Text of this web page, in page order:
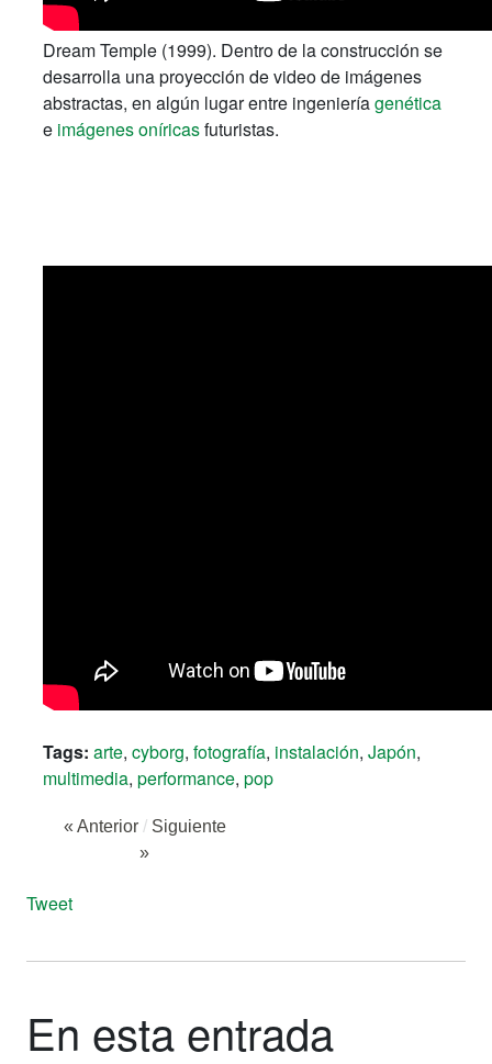
Dream Temple (1999). Dentro de la construcción se
desarrolla una proyección de video de imágenes
abstractas, en algún lugar entre ingenieríagenética
e imágenes oníricasfuturistas.
Tags: arte, cyborg, fotografía, instalación, Japón,
multimedia, performance, pop
« Anterior / Siguiente
»
Tweet
En esta entrada